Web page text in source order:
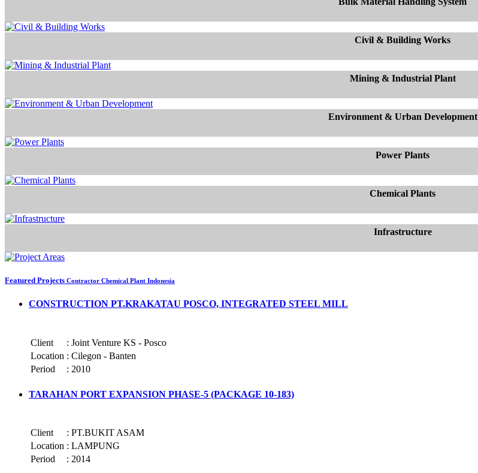
Civil & Building Works
Mining & Industrial Plant
Environment & Urban Development
Power Plants
Chemical Plants
Infrastructure
Featured Projects Contractor Chemical Plant Indonesia
CONSTRUCTION PT.KRAKATAU POSCO, INTEGRATED STEEL MILL
Client : Joint Venture KS - Posco
Location : Cilegon - Banten
Period
: 2010
TARAHAN PORT EXPANSION PHASE-5 (PACKAGE 10-183)
Client : PT.BUKIT ASAM
Location : LAMPUNG
Period
: 2014